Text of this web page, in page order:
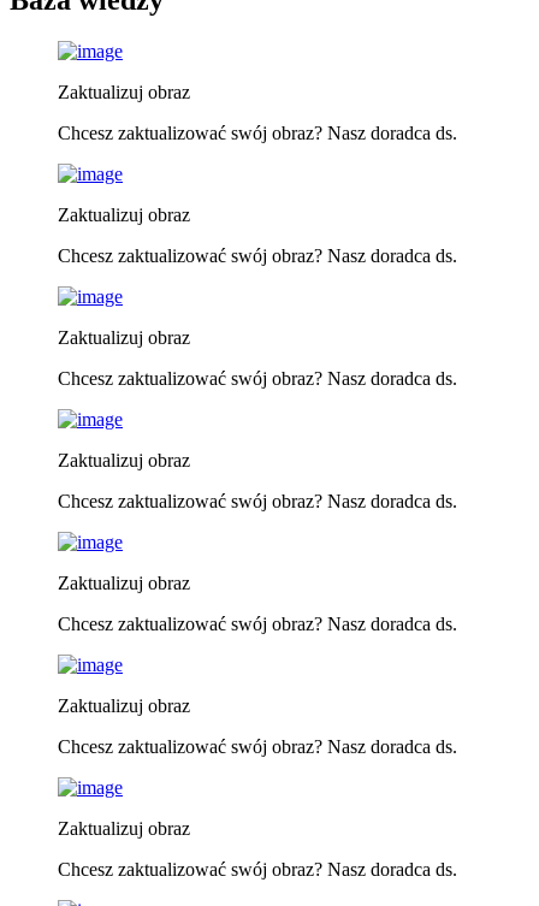
Zaktualizuj obraz
Chcesz zaktualizować swój obraz? Nasz doradca ds.
Zaktualizuj obraz
Chcesz zaktualizować swój obraz? Nasz doradca ds.
Zaktualizuj obraz
Chcesz zaktualizować swój obraz? Nasz doradca ds.
Zaktualizuj obraz
Chcesz zaktualizować swój obraz? Nasz doradca ds.
Zaktualizuj obraz
Chcesz zaktualizować swój obraz? Nasz doradca ds.
Zaktualizuj obraz
Chcesz zaktualizować swój obraz? Nasz doradca ds.
Zaktualizuj obraz
Chcesz zaktualizować swój obraz? Nasz doradca ds.